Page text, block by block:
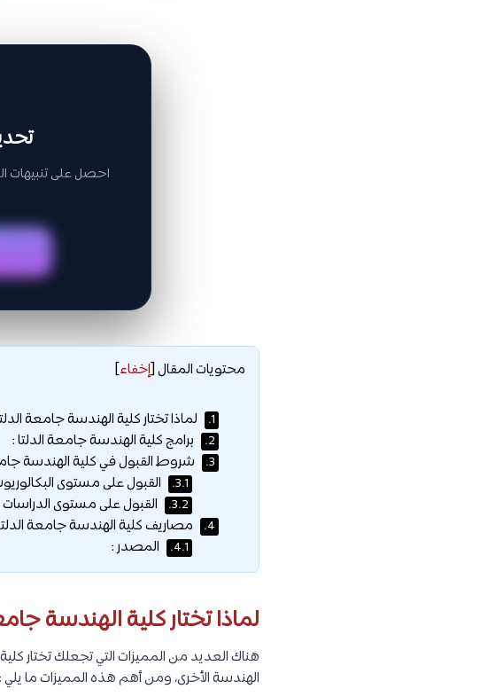
احصل على تنبيهات
محتويات المقال[إخفاء]
1. لماذا تختار كلية الهندسة جامعة
2. برامج كلية الهندسة جامعة الدلتا :
3. شروط القبول في كلية الهندسة
3.1. القبول على مستوى
3.2. القبول على مستوى الدراسات
4. مصاريف كلية الهندسة جامعة
4.1. المصدر :
لماذا تختار كلية الهندسة
هناك العديد من المميزات التي تجعلك تختار
الهندسة الأخرى، ومن أهم هذه المميزات ما يلي :